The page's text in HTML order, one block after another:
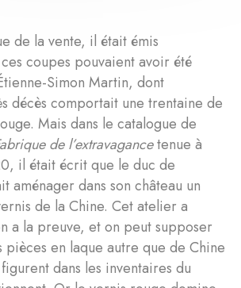
de la vente, il était émis
coupes pouvaient avoir été
Simon Martin, dont
décès comportait une trentaine de
Mais dans le catalogue de
de l’extravagancetenue à
il était écrit que le duc de
aménager dans son château un
de la Chine. Cet atelier a
a la preuve, et on peut supposer
en laque autre que de Chine
dans les inventaires du